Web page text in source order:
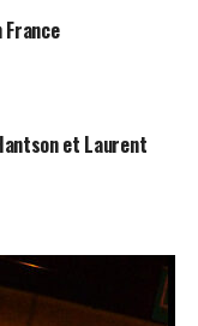
France
et Laurent